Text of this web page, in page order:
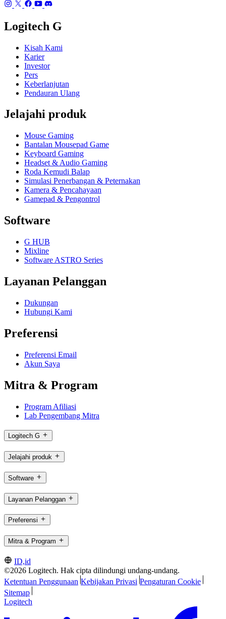
Logitech G
Kisah Kami
Karier
Investor
Pers
Keberlanjutan
Pendauran Ulang
Jelajahi produk
Mouse Gaming
Bantalan Mousepad Game
Keyboard Gaming
Headset & Audio Gaming
Roda Kemudi Balap
Simulasi Penerbangan & Peternakan
Kamera & Pencahayaan
Gamepad & Pengontrol
Software
G HUB
Mixline
Software ASTRO Series
Layanan Pelanggan
Dukungan
Hubungi Kami
Preferensi
Preferensi Email
Akun Saya
Mitra & Program
Program Afiliasi
Lab Pengembang Mitra
Logitech G
Jelajahi produk
Software
Layanan Pelanggan
Preferensi
Mitra & Program
ID,id
©2026 Logitech. Hak cipta dilindungi undang-undang.
Ketentuan Penggunaan Kebijakan Privasi Pengaturan Cookie
Sitemap
Logitech